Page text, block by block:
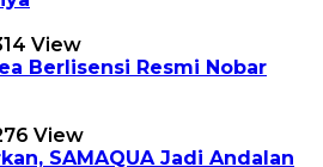
View
Berlisensi Resmi Nobar
View
SAMAQUA Jadi Andalan